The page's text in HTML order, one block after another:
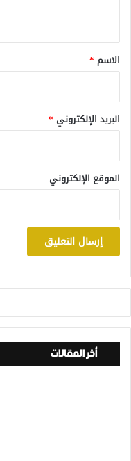
*
الاسم *
البريد الإلكتروني *
الموقع الإلكتروني
أخر المقالات